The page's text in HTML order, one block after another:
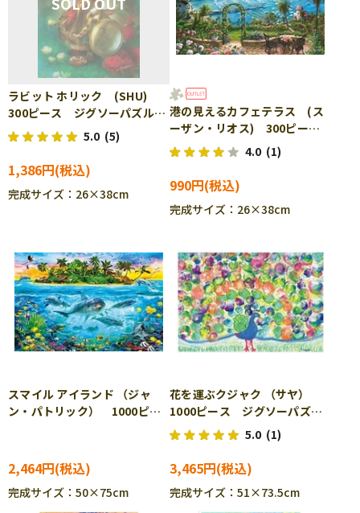
ラビット ホリック (SHU)
300ピース ジグソーパズル
APP-300-318 5.0 (5)
1,386円
完成サイズ：26×38cm
港の見えるカフェテラス (ス
ーザン・リオス) 300ピー
ス ジグソーパズル APP-
300-366 ［CP-SS］
4.0 (1)
990円
完成サイズ：26×38cm
スマイル アイランド （ジャ
ン・パトリック） 1000ピー
2,464円
完成サイズ：50×75cm
花を運ぶクジャク （サヤ）
1000ピース ジグソーパズ
ル TEN-TP1000-621
5.0 (1)
3,465円
完成サイズ：51×73.5cm